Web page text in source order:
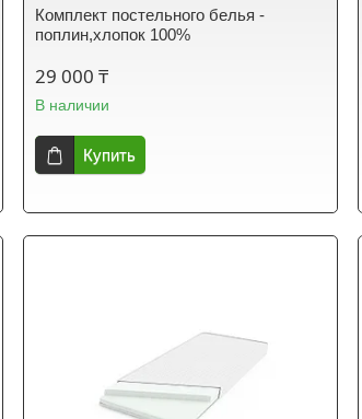
Комплект постельного белья -
поплин,хлопок 100%
29 000 ₸
В наличии
Купить